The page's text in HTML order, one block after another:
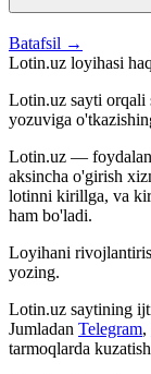
Batafsil →
Lotin.uz loyihasi
Lotin.uz sayti orqali
yozuviga
Lotin.uz —
aksincha o'girish
lotinni kirillga, va
ham bo'ladi.
Loyihani
yozing.
Lotin.uz saytining
Jumladan Telegram,
tarmoqlarda